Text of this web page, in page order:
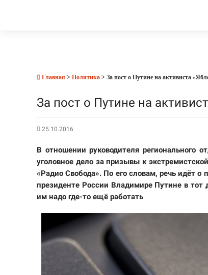
Главная > Политика > За пост о Путине на активиста
За пост о Путине на
25.10.2016
В отношении руководителя регионального
уголовное дело за призывы к
«Радио Свобода». По его словам, речь идёт о
президенте России Владимире Путине в тот
им надо где-то ещё работать